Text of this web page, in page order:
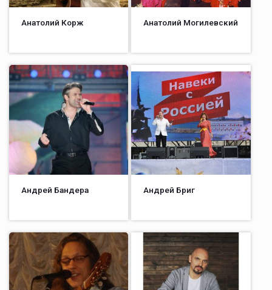
Анатолий Корж Анатолий Могилевский
Андрей Бандера Андрей Бриг